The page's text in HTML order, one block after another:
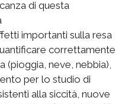
di questa
importanti sulla resa
correttamente
(pioggia, neve, nebbia),
per lo studio di
alla siccità, nuove